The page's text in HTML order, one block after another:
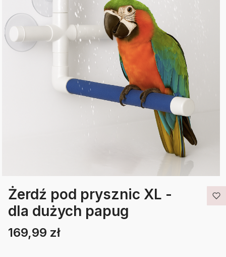
Żerdź pod prysznic XL -
dla dużych papug
Etykiety
Cena
169,99 zł